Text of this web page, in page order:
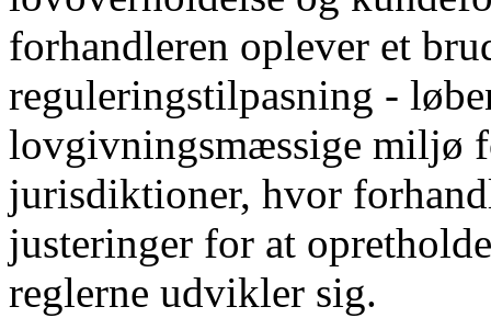
forhandleren oplever et
reguleringstilpasning -
lovgivningsmæssige miljø
jurisdiktioner, hvor
justeringer for at
reglerne udvikler sig.